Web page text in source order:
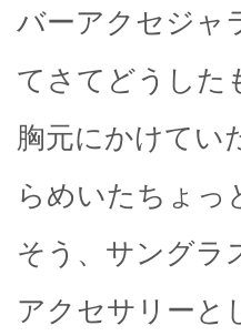
バーアクセジャ
てさてどうした
胸元にかけてい
らめいたちょっ
そう、サングラ
アクセサリーと